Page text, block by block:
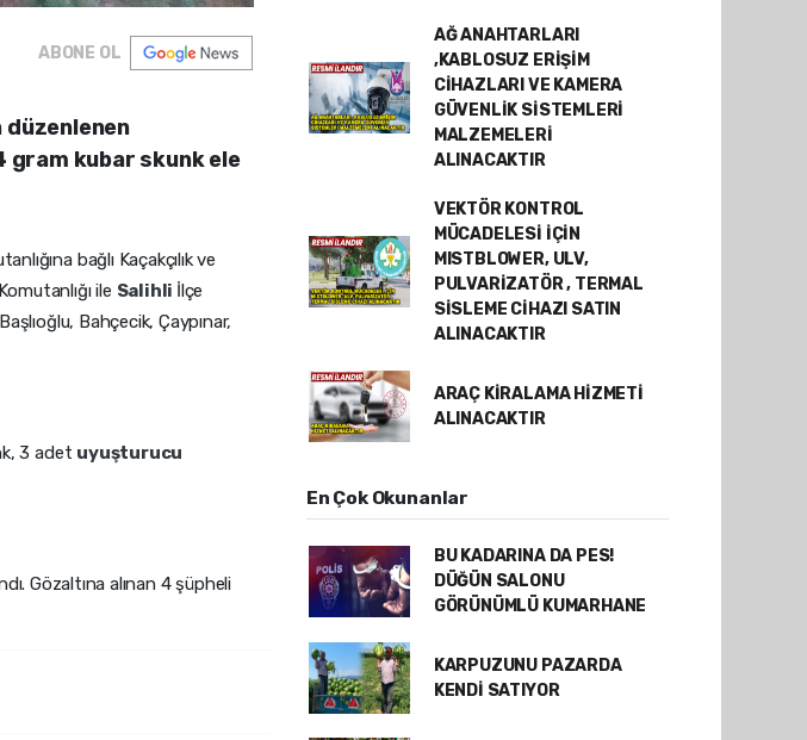
ABONE OL
düzenlenen
gram kubar skunk ele
bağlı Kaçakçılık ve
ile Salihli İlçe
Bahçecik, Çaypınar,
3 adet uyuşturucu
Gözaltına alınan 4 şüpheli
AĞ ANAHTARLARI
,KABLOSUZ ERİŞİM
CİHAZLARI VE KAMERA
GÜVENLİK SİSTEMLERİ
MALZEMELERİ
ALINACAKTIR
VEKTÖR KONTROL
MÜCADELESİ İÇİN
MISTBLOWER, ULV,
PULVARİZATÖR , TERMAL
SİSLEME CİHAZI SATIN
ALINACAKTIR
ARAÇ KİRALAMA HİZMETİ
ALINACAKTIR
En Çok Okunanlar
BU KADARINA DA PES!
DÜĞÜN SALONU
GÖRÜNÜMLÜ KUMARHANE
KARPUZUNU PAZARDA
KENDİ SATIYOR